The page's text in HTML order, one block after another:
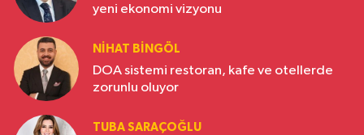
yeni ekonomi vizyonu
NIHAT BINGÖL
DOA sistemi restoran, kafe ve otellerde
zorunlu oluyor
TUBA SARAÇOĞLU